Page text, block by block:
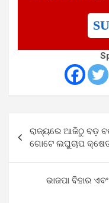
navigation
ରାଜ୍ୟରେ ଆଜିଠୁ ବଡ଼
ଗୋଟେ ଲଘୁଚାପ
ଭାଜପା ବିହାର